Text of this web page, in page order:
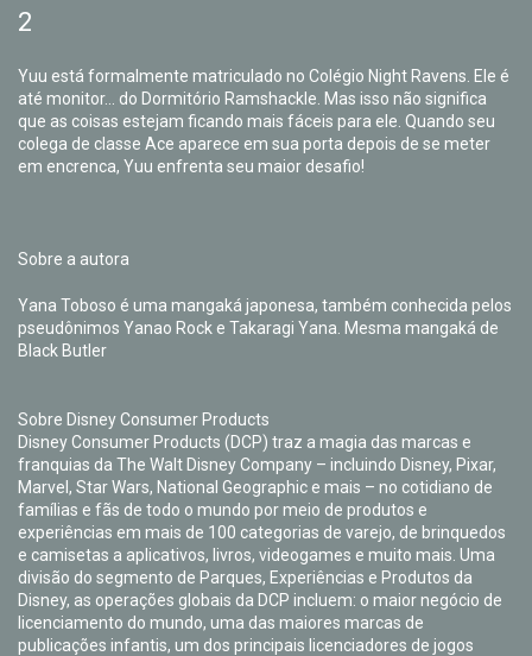
2
Yuu está formalmente matriculado no Colégio Night Ravens. Ele é
até monitor... do Dormitório Ramshackle. Mas isso não significa
que as coisas estejam ficando mais fáceis para ele. Quando seu
colega de classe Ace aparece em sua porta depois de se meter
em encrenca, Yuu enfrenta seu maior desafio!
Sobre a autora
Yana Toboso é uma mangaká japonesa, também conhecida pelos
pseudônimos Yanao Rock e Takaragi Yana. Mesma mangaká de
Black Butler
Sobre Disney Consumer Products
Disney Consumer Products (DCP) traz a magia das marcas e
franquias da The Walt Disney Company – incluindo Disney, Pixar,
Marvel, Star Wars, National Geographic e mais – no cotidiano de
famílias e fãs de todo o mundo por meio de produtos e
experiências em mais de 100 categorias de varejo, de brinquedos
e camisetas a aplicativos, livros, videogames e muito mais. Uma
divisão do segmento de Parques, Experiências e Produtos da
Disney, as operações globais da DCP incluem: o maior negócio de
licenciamento do mundo, uma das maiores marcas de
publicações infantis, um dos principais licenciadores de jogos